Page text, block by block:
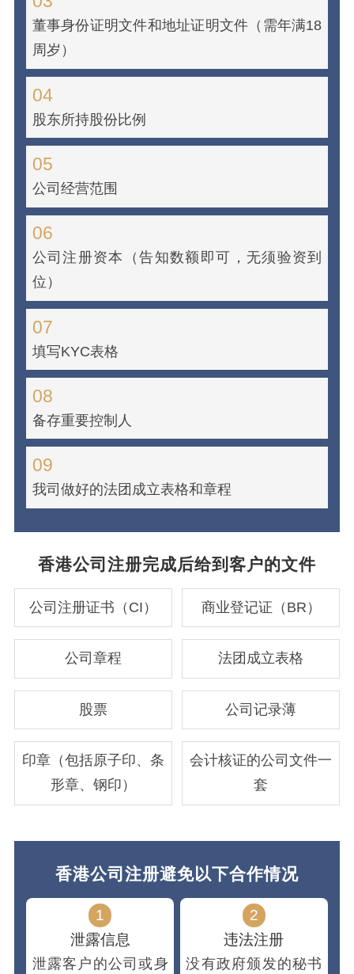
董事身份证明文件和地址证明文件（需年满18
周岁）
04
股东所持股份比例
05
公司经营范围
06
公司注册资本（告知数额即可，无须验资到
位）
07
填写KYC表格
08
备存重要控制人
09
我司做好的法团成立表格和章程
香港公司注册完成后给到客户的文件
公司注册证书（CI） 商业登记证（BR）
公司章程 法团成立表格
股票 公司记录薄
印章（包括原子印、条
形章、钢印）
会计核证的公司文件一
套
香港公司注册避免以下合作情况
1
泄露信息
泄露客户的公司或身
2
违法注册
没有政府颁发的秘书